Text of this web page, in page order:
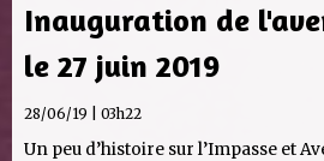
Inauguration de
le 27 juin 2019
28/06/19 | 03h22
Un peu d’histoire sur l’Impasse et